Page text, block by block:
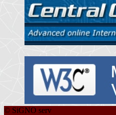
© SiGNO serv